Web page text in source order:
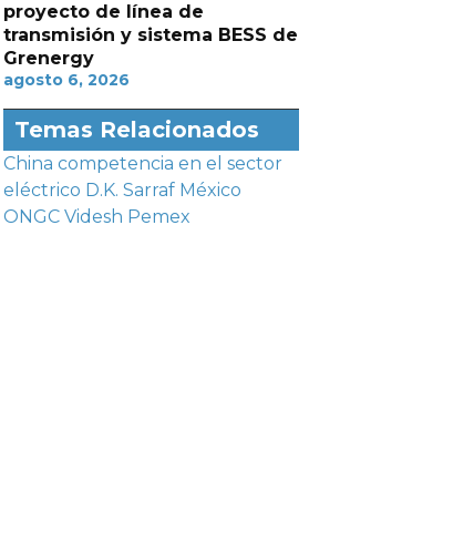
proyecto de línea de
transmisión y sistema BESS de
Grenergy
agosto 6, 2026
Temas Relacionados
China competencia en el sector
eléctrico D.K. Sarraf México
ONGC Videsh Pemex